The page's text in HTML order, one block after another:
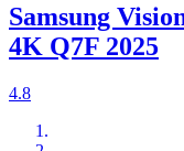
Samsung
4K Q7F 2025
4.8